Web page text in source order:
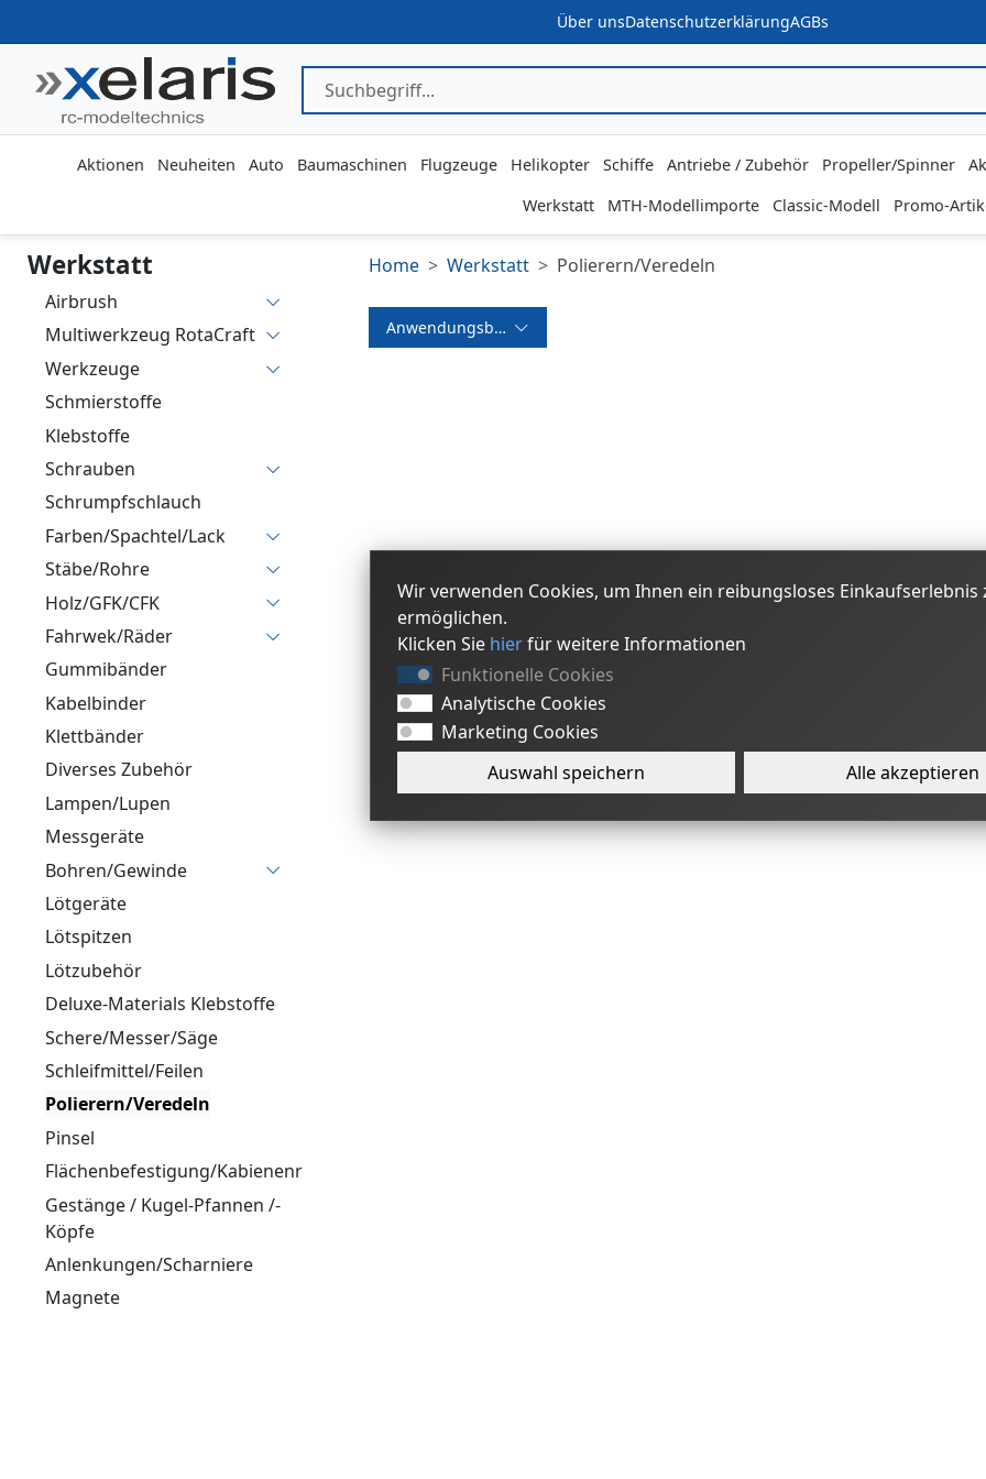
Über unsDatenschutzerklärungAGBs
Aktionen Neuheiten Auto Baumaschinen Flugzeuge Helikopter Schiffe Antriebe / Zubehör Propeller/Spinner
Werkstatt
MTH-Modellimporte Classic-Modell Promo-
Werkstatt
Airbrush
Multiwerkzeug RotaCraft
Werkzeuge
Schmierstoffe
Klebstoffe
Schrauben
Schrumpfschlauch
Farben/Spachtel/Lack
Stäbe/Rohre
Holz/GFK/CFK
Fahrwek/Räder
Gummibänder
Kabelbinder
Klettbänder
Diverses Zubehör
Lampen/Lupen
Messgeräte
Bohren/Gewinde
Lötgeräte
Lötspitzen
Lötzubehör
Deluxe-Materials Klebstoffe
Schere/Messer/Säge
Schleifmittel/Feilen
Polierern/Veredeln
Pinsel
Flächenbefestigung/Kabienenriegel/Hacken
Gestänge / Kugel-Pfannen /-
Köpfe
Anlenkungen/Scharniere
Magnete
Home Werkstatt Polierern/Veredeln
Anwendungsbereich
Wir verwenden Cookies, um Ihnen ein reibungsloses Einkaufserlebnis
ermöglichen.
Klicken Sie hierfür weitere Informationen
Funktionelle Cookies
Analytische Cookies
Marketing Cookies
Auswahl speichern
Alle akzeptieren